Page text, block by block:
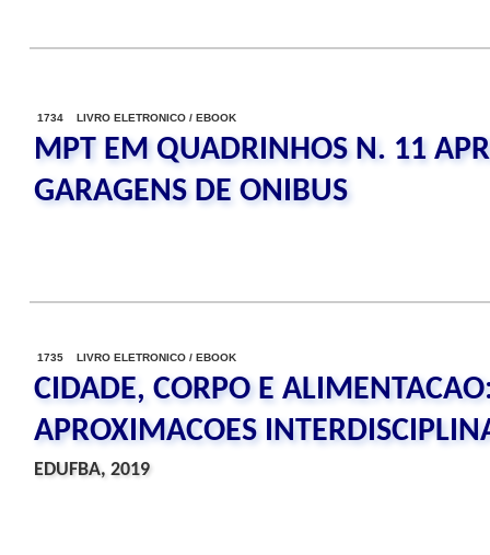
1734 LIVRO ELETRONICO / EBOOK
MPT EM QUADRINHOS N. 11
GARAGENS DE ONIBUS
1735 LIVRO ELETRONICO / EBOOK
CIDADE, CORPO E
APROXIMACOES
EDUFBA, 2019